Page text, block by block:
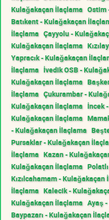
Kulağakaçan İlaçlama Ostim
Batıkent - Kulağakaçan
İlaçlama Çayyolu -
Kulağakaçan İlaçlama
Yapracık - Kulağakaçan
İlaçlama İvedik OSB -
Kulağakaçan İlaçlama
İlaçlama Çukurambar -
Kulağakaçan İlaçlama İncek
Kulağakaçan İlaçlama
- Kulağakaçan İlaçlama
Pursaklar - Kulağakaçan
İlaçlama Kazan -
Kulağakaçan İlaçlama
Kızılcahamam - Kulağakaçan
İlaçlama Kalecik -
Kulağakaçan İlaçlama Ayaş
Baypazarı - Kulağakaçan